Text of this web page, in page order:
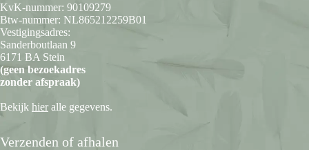
KvK-nummer: 90109279
Btw-nummer: NL865212259B01
Vestigingsadres:
Sanderboutlaan 9
6171 BA Stein
(geen bezoekadres
zonder afspraak)
Bekijk hier alle gegevens.
Verzenden of afhalen